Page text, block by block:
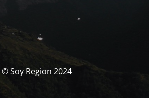
© Soy Region 2024